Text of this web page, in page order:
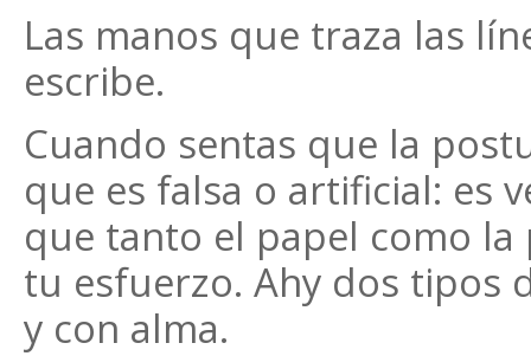
Las manos que traza las
escribe.
Cuando sentas que la
que es falsa o artificial: es
que tanto el papel como
tu esfuerzo. Ahy dos tipos
y con alma.